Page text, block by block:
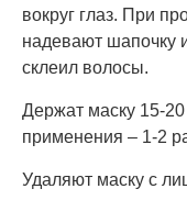
вокруг глаз. При
надевают шапочку
склеил волосы.
Держат маску 15-
применения – 1-2
Удаляют маску с